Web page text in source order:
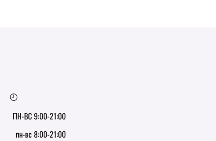
ПН-ВС 9:00-21:00
пн-вс 8:00-21:00